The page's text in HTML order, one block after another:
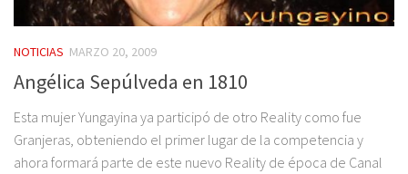
NOTICIAS MARZO 20, 2009
Angélica Sepúlveda en 1810
Esta mujer Yungayina ya participó de otro Reality como fue
Granjeras, obteniendo el primer lugar de la competencia y
ahora formará parte de este nuevo Reality de época de Canal